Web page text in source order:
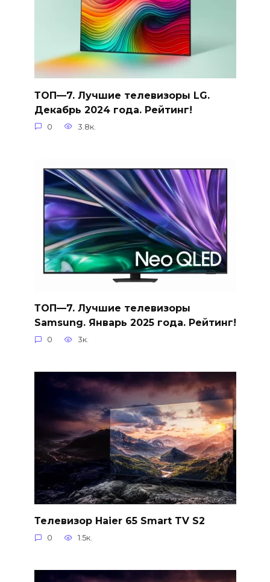
ТОП—7. Лучшие телевизоры LG.
Декабрь 2024 года. Рейтинг!
0 3.8к.
ТОП—7. Лучшие телевизоры
Samsung. Январь 2025 года. Рейтинг!
0 3к.
Телевизор Haier 65 Smart TV S2
0 1.5к.